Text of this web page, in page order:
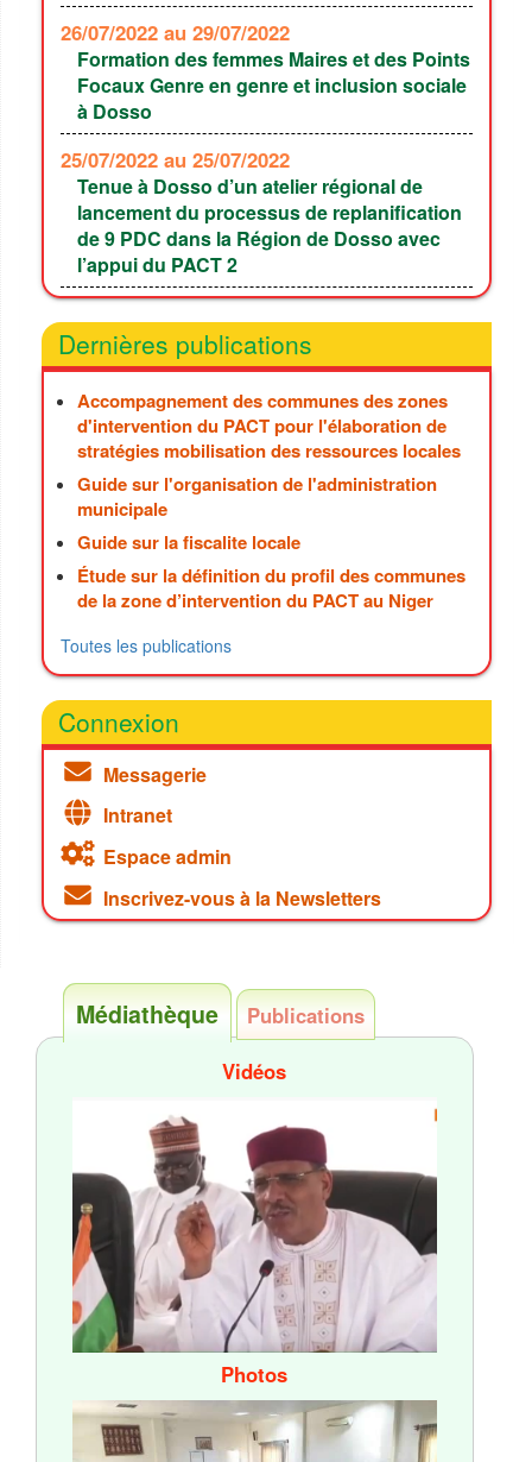
26/07/2022 au 29/07/2022
Formation des femmes Maires et des Points
Focaux Genre en genre et inclusion sociale
à Dosso
25/07/2022 au 25/07/2022
Tenue à Dosso d’un atelier régional de
lancement du processus de replanification
de 9 PDC dans la Région de Dosso avec
l’appui du PACT 2
Dernières publications
Accompagnement des communes des zones
d'intervention du PACT pour l'élaboration de
stratégies mobilisation des ressources locales
Guide sur l'organisation de l'administration
municipale
Guide sur la fiscalite locale
Étude sur la définition du profil des communes
de la zone d’intervention du PACT au Niger
Toutes les publications
Connexion
Messagerie
Intranet
Espace admin
Inscrivez-vous à la Newsletters
Médiathèque
Publications
Vidéos
Photos